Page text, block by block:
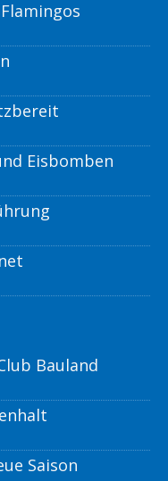
Eisbomben
Bauland
Saison